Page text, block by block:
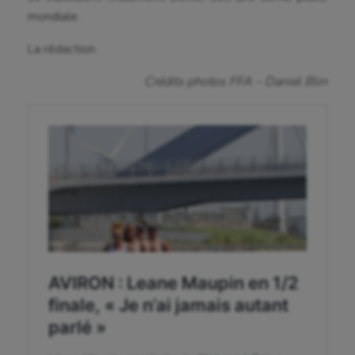
Escrime
Fitness
Flag football
Football américain
Futsal
mondiale.
La rédaction
Crédits photos FFA – Daniel Blin